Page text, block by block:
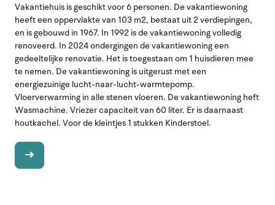
Vakantiehuis is geschikt voor 6 personen. De vakantiewoning
heeft een oppervlakte van 103 m2, bestaat uit 2 verdiepingen,
en is gebouwd in 1967. In 1992 is de vakantiewoning volledig
renoveerd. In 2024 ondergingen de vakantiewoning een
gedeeltelijke renovatie. Het is toegestaan om 1 huisdieren mee
te nemen. De vakantiewoning is uitgerust met een
energiezuinige lucht-naar-lucht-warmtepomp.
Vloerverwarming in alle stenen vloeren. De vakantiewoning heft
Wasmachine. Vriezer capaciteit van 60 liter. Er is daarnaast
houtkachel. Voor de kleintjes 1 stukken Kinderstoel.